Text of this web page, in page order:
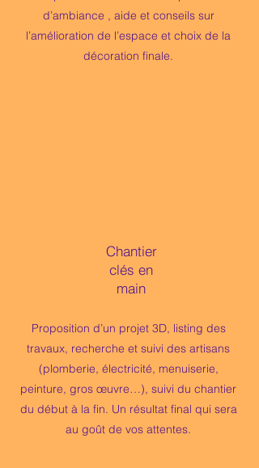
d’ambiance , aide et conseils sur
l’amélioration de l’espace et choix de la
décoration finale.
Chantier
clés en
main
Proposition d’un projet 3D, listing des
travaux, recherche et suivi des artisans
(plomberie, électricité, menuiserie,
peinture, gros œuvre…), suivi du chantier
du début à la fin. Un résultat final qui sera
au goût de vos attentes.